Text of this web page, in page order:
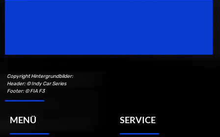
Copyright Hintergrundbilder:
Header: © Indy Car Series
Footer: © FIA F3
MENÜ SERVICE